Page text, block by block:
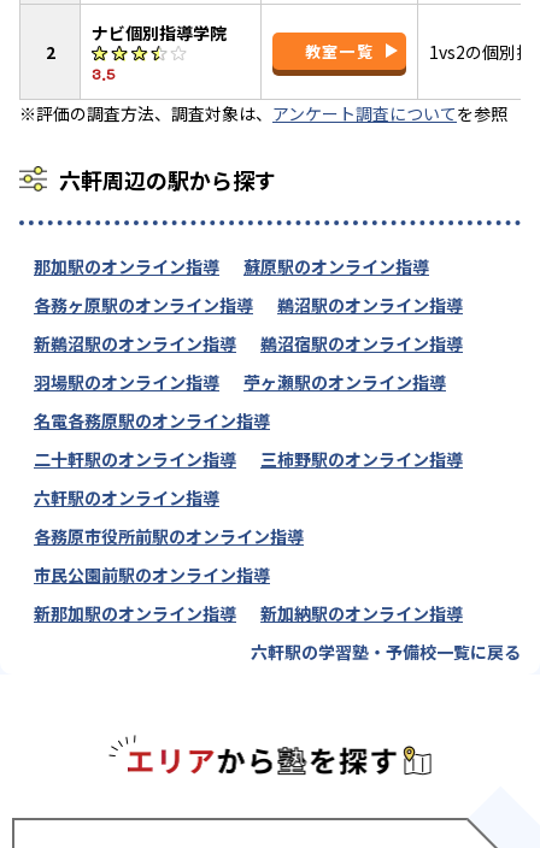
2
ナビ個別指導学院
3.5
教室一覧 1vs2の個別指
※評価の調査方法、調査対象は、 アンケート調査についてを参照
六軒周辺の駅から探す
那加駅のオンライン指導
蘇原駅のオンライン指導
各務ヶ原駅のオンライン指導
鵜沼駅のオンライン指導
新鵜沼駅のオンライン指導
鵜沼宿駅のオンライン指導
羽場駅のオンライン指導
苧ヶ瀬駅のオンライン指導
名電各務原駅のオンライン指導
二十軒駅のオンライン指導
三柿野駅のオンライン指導
六軒駅のオンライン指導
各務原市役所前駅のオンライン指導
市民公園前駅のオンライン指導
新那加駅のオンライン指導
新加納駅のオンライン指導
六軒駅の学習塾・予備校一覧に戻る